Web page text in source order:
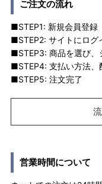
ご注文の流れ
■STEP1: 新規会員登録
■STEP2: サイトにログ
■STEP3: 商品を選び、
■STEP4: 支払い方法、
■STEP5: 注文完了
営業時間について